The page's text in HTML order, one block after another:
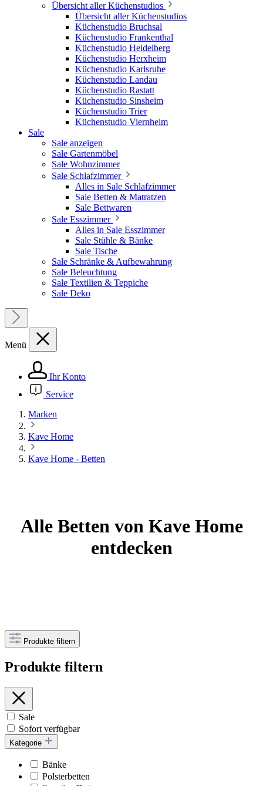
Übersicht aller Küchenstudios
Übersicht aller Küchenstudios
Küchenstudio Bruchsal
Küchenstudio Frankenthal
Küchenstudio Heidelberg
Küchenstudio Herxheim
Küchenstudio Karlsruhe
Küchenstudio Landau
Küchenstudio Rastatt
Küchenstudio Sinsheim
Küchenstudio Trier
Küchenstudio Viernheim
Sale
Sale anzeigen
Sale Gartenmöbel
Sale Wohnzimmer
Sale Schlafzimmer
Alles in Sale Schlafzimmer
Sale Betten & Matratzen
Sale Bettwaren
Sale Esszimmer
Alles in Sale Esszimmer
Sale Stühle & Bänke
Sale Tische
Sale Schränke & Aufbewahrung
Sale Beleuchtung
Sale Textilien & Teppiche
Sale Deko
Menü
Ihr Konto
Service
Marken
Kave Home
Kave Home - Betten
Alle Betten von Kave Home
entdecken
Produkte filtern
Produkte filtern
Sale
Sofort verfügbar
Kategorie
Bänke
Polsterbetten